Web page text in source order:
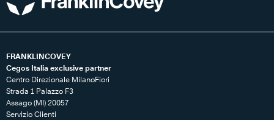
FRANKLINCOVEY
Cegos Italia exclusive partner
Centro Direzionale MilanoFiori
Strada 1 Palazzo F3
Assago (MI) 20057
Servizio Clienti